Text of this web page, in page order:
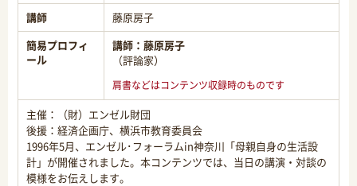
講師
藤原房子
簡易プロフィ
ール
講師： 藤原房子
（評論家）
肩書などはコンテンツ収録時のものです
主催：（財）エンゼル財団
後援：経済企画庁、横浜市教育委員会
1996年5月、エンゼル･フォーラムin神奈川「母親自身の生活設
計」が開催されました。本コンテンツでは、当日の講演・対談の
模様をお伝えします。